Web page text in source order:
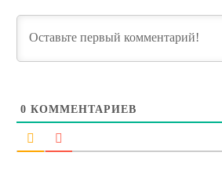
0 КОММЕНТАРИЕВ